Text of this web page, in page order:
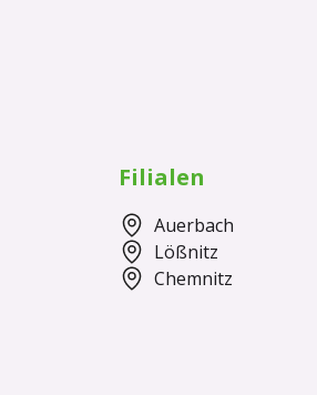
Filialen
Auerbach
Lößnitz
Chemnitz